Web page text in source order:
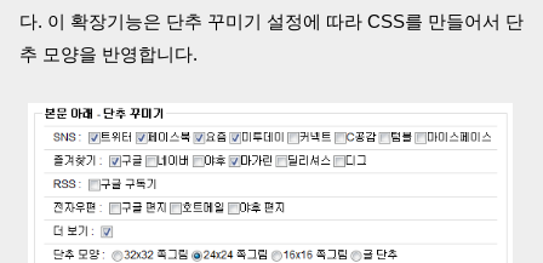
다. 이 확장기능은 단추 꾸미기 설정에 따라 CSS를 만들어서 단
추 모양을 반영합니다.